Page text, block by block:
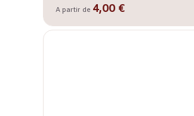
A partir de 4,00 €